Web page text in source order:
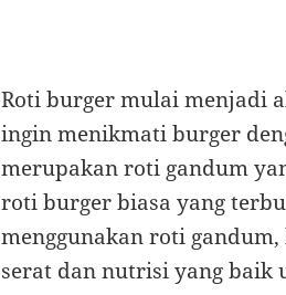
Roti burger mulai menjadi
ingin menikmati burger
merupakan roti gandum
roti burger biasa yang
menggunakan roti
serat dan nutrisi yang baik